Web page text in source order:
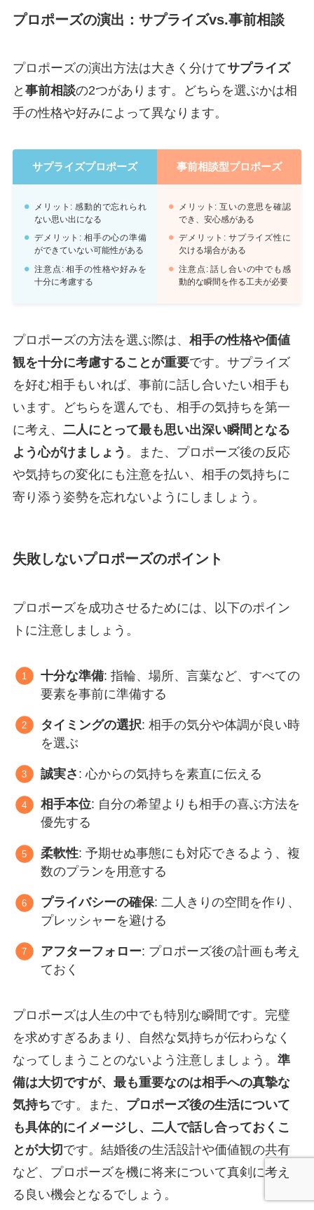
プロポーズの演出：サプライズvs.事前相談
プロポーズの演出方法は大きく分けてサプライズ
と 事前相談の2つがあります。どちらを選ぶかは相
手の性格や好みによって異なります。
サプライズプロポーズ 事前相談型プロポーズ
メリット: 感動的で忘れられ
ない思い出になる
デメリット: 相手の心の準備
ができていない可能性がある
注意点: 相手の性格や好みを
十分に考慮する
メリット: 互いの意思を確認
でき、安心感がある
デメリット: サプライズ性に
欠ける場合がある
注意点: 話し合いの中でも感
動的な瞬間を作る工夫が必要
プロポーズの方法を選ぶ際は、 相手の性格や価値
観を十分に考慮することが重要です。サプライズ
を好む相手もいれば、事前に話し合いたい相手も
います。どちらを選んでも、相手の気持ちを第一
に考え、 二人にとって最も思い出深い瞬間となる
よう心がけましょう 。また、プロポーズ後の反応
や気持ちの変化にも注意を払い、相手の気持ちに
寄り添う姿勢を忘れないようにしましょう。
失敗しないプロポーズのポイント
プロポーズを成功させるためには、以下のポイン
トに注意しましょう。
十分な準備: 指輪、場所、言葉など、すべての
要素を事前に準備する
タイミングの選択: 相手の気分や体調が良い時
を選ぶ
誠実さ : 心からの気持ちを素直に伝える
相手本位: 自分の希望よりも相手の喜ぶ方法を
優先する
柔軟性: 予期せぬ事態にも対応できるよう、複
数のプランを用意する
プライバシーの確保: 二人きりの空間を作り、
プレッシャーを避ける
アフターフォロー: プロポーズ後の計画も考え
ておく
プロポーズは人生の中でも特別な瞬間です。完璧
を求めすぎるあまり、自然な気持ちが伝わらなく
なってしまうことのないよう注意しましょう。 準
備は大切ですが、最も重要なのは相手への真摯な
気持ちです。また、 プロポーズ後の生活について
も具体的にイメージし、二人で話し合っておくこ
とが大切です。結婚後の生活設計や価値観の共有
など、プロポーズを機に将来について真剣に考え
る良い機会となるでしょう。